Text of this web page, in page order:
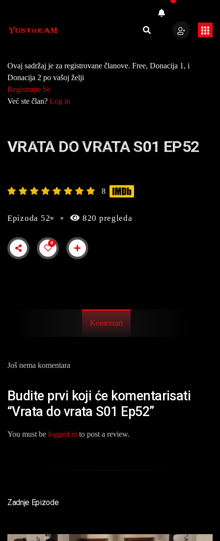
Ovaj sadržaj je za registrovane članove. Free, Donacija 1, i
Donacija 2 po vašoj želji
Registrujte Se
Već ste član? Log in
VRATA DO VRATA S01 EP52
8
Epizoda 52 820 pregleda
0
Komentari
Još nema komentara
Budite prvi koji će komentarisati
“Vrata do vrata S01 Ep52”
You must be logged in to post a review.
Zadnje Epizode